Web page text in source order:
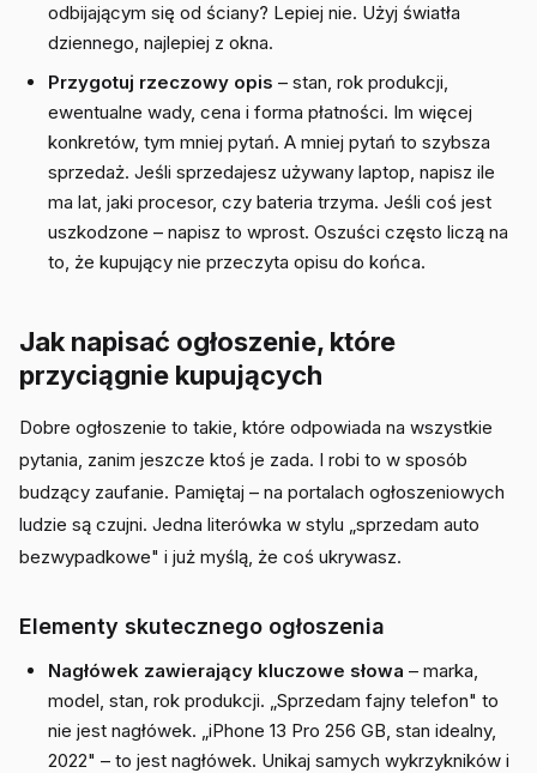
odbijającym się od ściany? Lepiej nie. Użyj światła
dziennego, najlepiej z okna.
Przygotuj rzeczowy opis – stan, rok produkcji,
ewentualne wady, cena i forma płatności. Im więcej
konkretów, tym mniej pytań. A mniej pytań to szybsza
sprzedaż. Jeśli sprzedajesz używany laptop, napisz ile
ma lat, jaki procesor, czy bateria trzyma. Jeśli coś jest
uszkodzone – napisz to wprost. Oszuści często liczą na
to, że kupujący nie przeczyta opisu do końca.
Jak napisać ogłoszenie, które
przyciągnie kupujących
Dobre ogłoszenie to takie, które odpowiada na wszystkie
pytania, zanim jeszcze ktoś je zada. I robi to w sposób
budzący zaufanie. Pamiętaj – na portalach ogłoszeniowych
ludzie są czujni. Jedna literówka w stylu „sprzedam auto
bezwypadkowe" i już myślą, że coś ukrywasz.
Elementy skutecznego ogłoszenia
Nagłówek zawierający kluczowe słowa – marka,
model, stan, rok produkcji. „Sprzedam fajny telefon" to
nie jest nagłówek. „iPhone 13 Pro 256 GB, stan idealny,
2022" – to jest nagłówek. Unikaj samych wykrzykników i